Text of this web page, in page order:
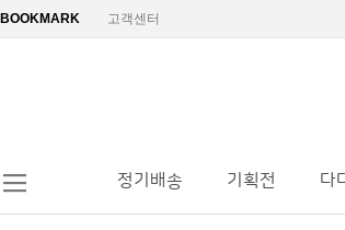
BOOKMARK 고객센터
정기배송 기획전 다